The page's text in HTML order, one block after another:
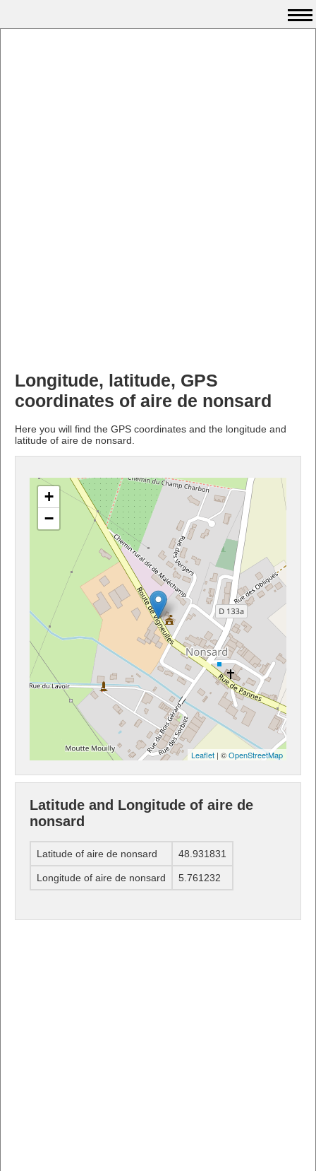
Longitude, latitude, GPS
coordinates of aire de nonsard
Here you will find the GPS coordinates and the longitude and
latitude of aire de nonsard.
+
−
Leaflet | ©OpenStreetMap
Latitude and Longitude of aire de
nonsard
Latitude of aire de nonsard 48.931831
Longitude of aire de nonsard 5.761232